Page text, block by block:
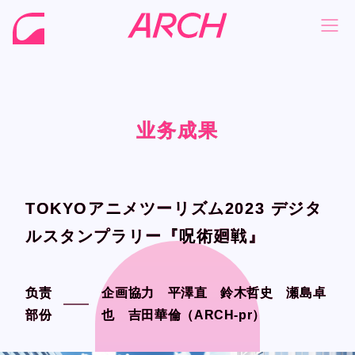
业务成果
TOKYOアニメツーリズム2023 デジタ
ルスタンプラリー『呪術廻戦』
负责
部份
企画協力 平澤直 鈴木哲史 瀬島卓
也 吉田華倫（ARCH-pr）
业务成果
业务成果
NEWS
PHILOSOPHY
BUSINESS
MEMBER
NEWS
PHILOSOPHY
BUSINESS
MEMBER
业务成果
TOKYOアニメツーリズム2023 デジタ
ルスタンプラリー『呪術廻戦』
负责
部份
企画協力 平澤直 鈴木哲史 瀬島卓
也 吉田華倫（ARCH-pr）